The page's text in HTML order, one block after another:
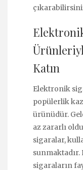
Katın
Elektronik
popülerlik
ürünüdür.
az zararlı
sigaralar,
sigaraların